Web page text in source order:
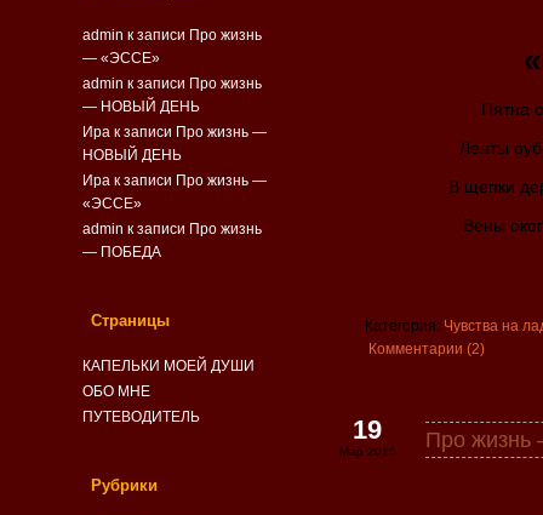
Пятна
Ленты
В щепки
Вены
Категория: Чувства на
Комментарии (2)
Про
19
Мар 2015
admin к записи Про жизнь
— «ЭССЕ»
admin к записи Про жизнь
— НОВЫЙ ДЕНЬ
Ира к записи Про жизнь —
НОВЫЙ ДЕНЬ
Ира к записи Про жизнь —
«ЭССЕ»
admin к записи Про жизнь
— ПОБЕДА
Страницы
КАПЕЛЬКИ МОЕЙ ДУШИ
ОБО МНЕ
ПУТЕВОДИТЕЛЬ
Рубрики